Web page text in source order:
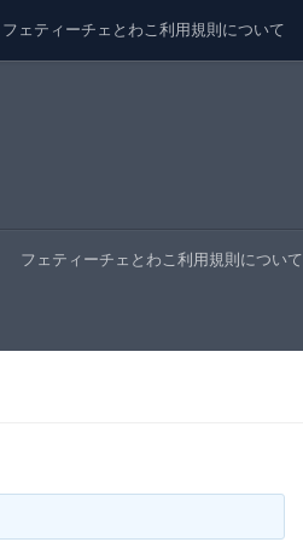
フェティーチェとわこ利用規則について
フェティーチェとわこ利用規則について